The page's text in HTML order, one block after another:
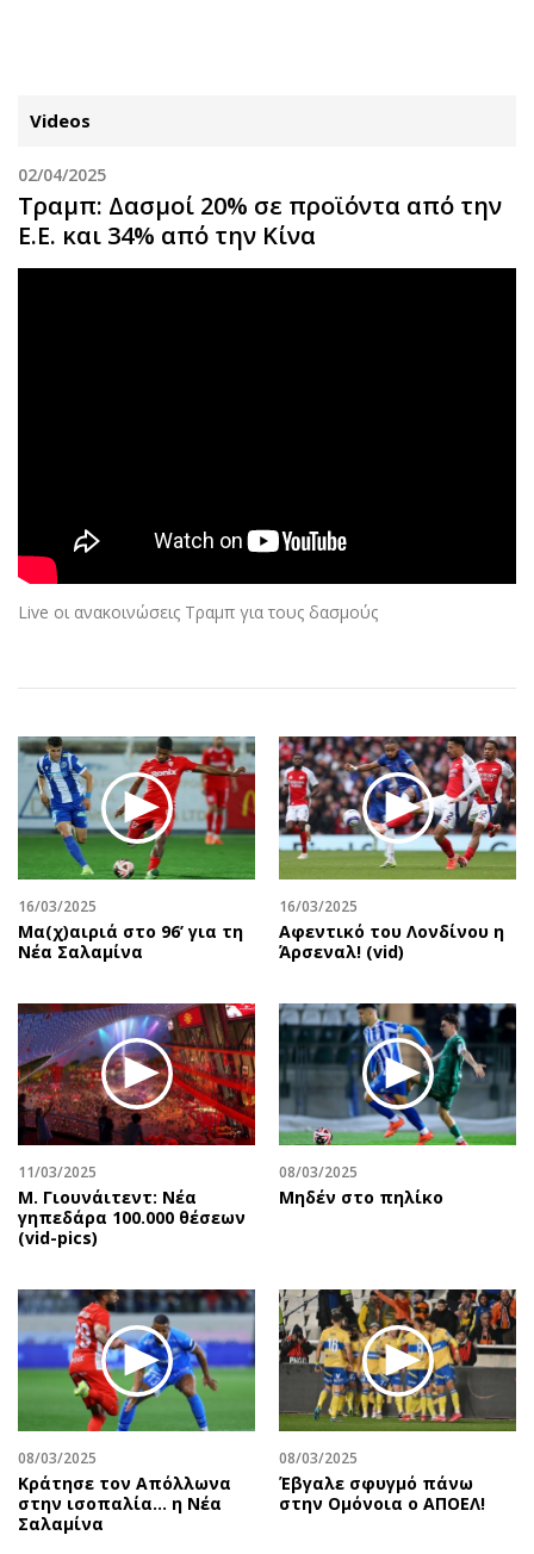
ΚΑΤΗΓΟΡΙΕΣ ΣΥΝΔΕΣΗ
Κύπρος
Αθλητισμός
Κύπρος
Ελλάδα
Κληρώσεις Allwyn
Οικονομία
Real Estate
Επιχειρήσεις
Αγορές
Money Review
AstroBank Properties
Ενέργεια
Ναυτιλία
Περιβάλλον
Ελλάδα
Κόσμος
Παράξενα
Πολιτισμός
Σινεμά
Μουσική
Εικαστικά
Βιβλίο
Χειρόγραφα
Απόψεις
Geek
Νέα
Κινητά-tablets
Αυτοκίνηση
Πολιτική
Οικονομία
Γενικά
Αναδρομές
Πρόσωπα
Περιβάλλον
Γυναίκα
Showbiz
Ταξίδια
Συνταγές
Έξοδος
Media
Εκπομπές
Uncut
Προσφορές
Προσωπικότητες στην ''Κ''
Επιστολές
Videos
02/04/2025
Τραμπ: Δασμοί 20% σε προϊόντα από την
Ε.Ε. και 34% από την Κίνα
Live οι ανακοινώσεις Τραμπ για τους δασμούς
16/03/2025
Μα(χ)αιριά στο 96’ για τη
Νέα Σαλαμίνα
16/03/2025
Αφεντικό του Λονδίνου η
Άρσεναλ! (vid)
11/03/2025
Μ. Γιουνάιτεντ: Νέα
γηπεδάρα 100.000 θέσεων
(vid-pics)
08/03/2025
Μηδέν στο πηλίκο
08/03/2025
Κράτησε τον Απόλλωνα
στην ισοπαλία… η Νέα
Σαλαμίνα
08/03/2025
Έβγαλε σφυγμό πάνω
στην Ομόνοια ο ΑΠΟΕΛ!